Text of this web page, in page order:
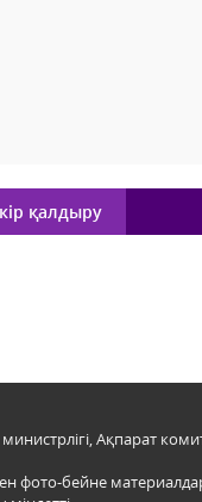
қалдыру
Ақпарат
фото-бейне